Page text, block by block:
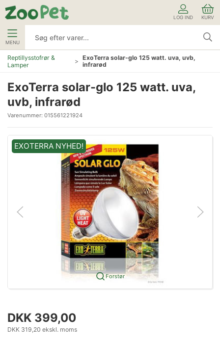
LOG IND KURV
MENU
Reptillysstofrør &
Lamper
ExoTerra solar-glo 125 watt. uva, uvb,
infrarød
ExoTerra solar-glo 125 watt. uva,
uvb, infrarød
Varenummer: 015561221924
EXOTERRA NYHED!
Forstør
DKK 399,00
DKK 319,20 ekskl. moms